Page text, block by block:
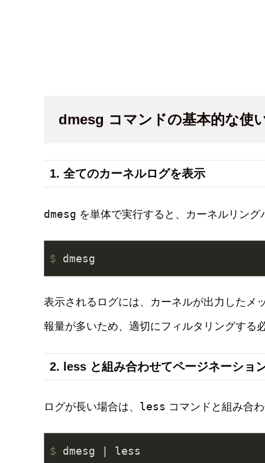
dmesg コマンドの基本的な使
1. 全てのカーネルログを表示
dmesg を単体で実行すると、カーネルリン
$ dmesg
表示されるログには、カーネルが出力したメ
報量が多いため、適切にフィルタリングする
2. less と組み合わせてページネーショ
ログが長い場合は、 less コマンドと組み合
$ dmesg | less